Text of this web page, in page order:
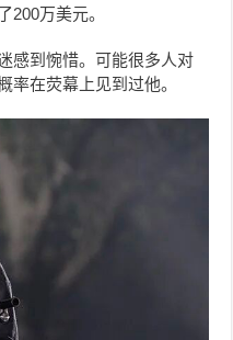
200万美元。
感到惋惜。可能很多人对
率在荧幕上见到过他。